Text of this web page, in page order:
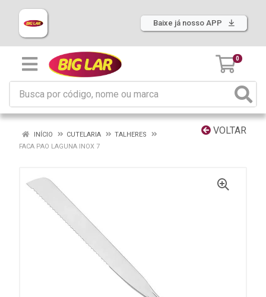
Baixe já nosso APP
0
VOLTAR
INÍCIO CUTELARIA
TALHERES
FACA PAO LAGUNA INOX 7